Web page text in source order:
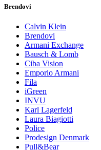
Brendovi
Calvin Klein
Brendovi
Armani Exchange
Bausch & Lomb
Ciba Vision
Emporio Armani
Fila
iGreen
INVU
Karl Lagerfeld
Laura Biagiotti
Police
Prodesign Denmark
Pull&Bear